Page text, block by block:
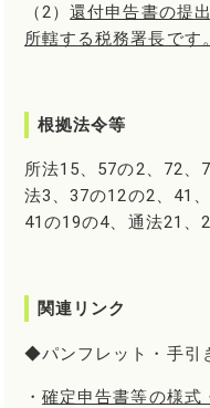
（2）還付申告書の提
所轄する税務署長です。
根拠法令等
所法15、57の2、72、
法3、37の12の2、41
41の19の4、通法21、
関連リンク
◆パンフレット・手引
・確定申告書等の様式